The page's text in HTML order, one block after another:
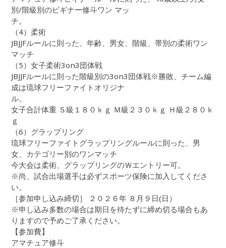
別/階級別のビギナー修斗ワン マッ
チ。
（4）柔術
JBJJFルールに則った、年齢、男女、階級、帯別の柔術ワン
マッチ
（5）女子柔術3on3団体戦
JBJJFルールに則った階級別の3on3団体戦※勝敗、チーム編
成は琉球フリーファイトオリジナ
ル。
女子合計体重 Ｓ級１８０ｋｇ Ｍ級２３０ｋｇ Ｈ級２８０ｋ
ｇ
（6）グラップリング
琉球フリーファイトグラップリングルールに則った、男
女、カテゴリー別のワンマッチ
今大会は柔術、グラップリングのＷエントリー可。
※尚、試合出場選手は必ずスポーツ保険に加入してくださ
い。
［参加申し込み締切］ ２０２６年 ８月９日(日）
※申し込み多数の場合は期日を待たずに締め切る場合もあ
りますので予めご了承ください。
【参加費】
アマチュア修斗